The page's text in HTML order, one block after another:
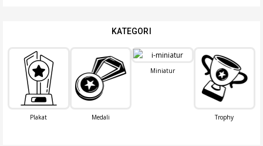
KATEGORI
Plakat Medali
Miniatur
Trophy